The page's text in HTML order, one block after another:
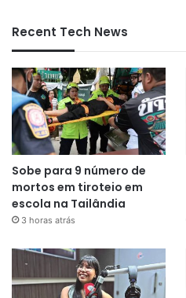
Recent Tech News
Sobe para 9 número de
mortos em tiroteio em
escola na Tailândia
3 horas atrás